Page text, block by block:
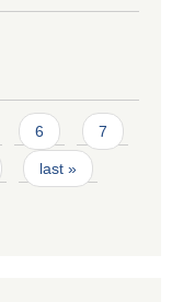
6 7
last »